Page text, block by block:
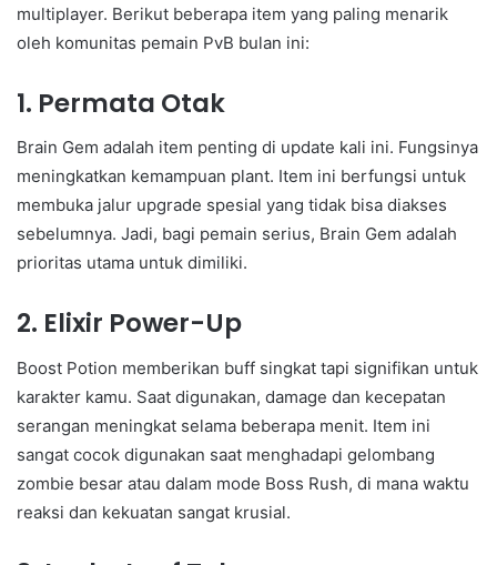
multiplayer. Berikut beberapa item yang paling menarik
oleh komunitas pemain PvB bulan ini:
1. Permata Otak
Brain Gem adalah item penting di update kali ini. Fungsinya
meningkatkan kemampuan plant. Item ini berfungsi untuk
membuka jalur upgrade spesial yang tidak bisa diakses
sebelumnya. Jadi, bagi pemain serius, Brain Gem adalah
prioritas utama untuk dimiliki.
2. Elixir Power-Up
Boost Potion memberikan buff singkat tapi signifikan untuk
karakter kamu. Saat digunakan, damage dan kecepatan
serangan meningkat selama beberapa menit. Item ini
sangat cocok digunakan saat menghadapi gelombang
zombie besar atau dalam mode Boss Rush, di mana waktu
reaksi dan kekuatan sangat krusial.